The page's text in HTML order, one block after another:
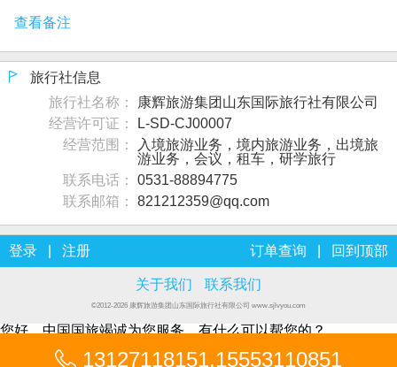
旅行社信息
旅行社名称：
康辉旅游集团山东国际旅行社有限公司
经营许可证：
L-SD-CJ00007
经营范围：
入境旅游业务，境内旅游业务，出境旅
游业务，会议，租车，研学旅行
联系电话：
0531-88894775
联系邮箱：
821212359@qq.com
登录 注册 订单查询 回到顶部
关于我们 联系我们
©2012-2026 康辉旅游集团山东国际旅行社有限公司 www.sjlvyou.com
13127118151,15553110851
您好，中国国旅竭诚为您服务，有什么可以帮您的？